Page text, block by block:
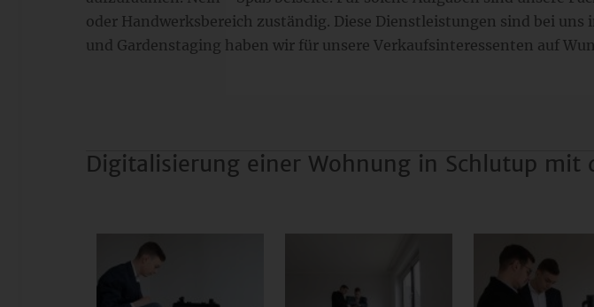
oder Handwerksbereich zuständig. Diese Dienstleistungen sind bei uns
und Gardenstaging haben wir für unsere Verkaufsinteressenten auf
Digitalisierung einer Wohnung in Schlutup mit